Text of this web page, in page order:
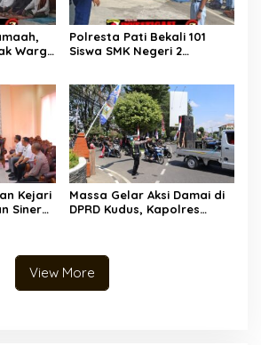
Warga
Polresta Pati Bekali 101
Siswa SMK Negeri 2
Perikanan
Kejari
Sinergi
Massa Gelar Aksi Damai di
DPRD Kudus, Kapolres
View More